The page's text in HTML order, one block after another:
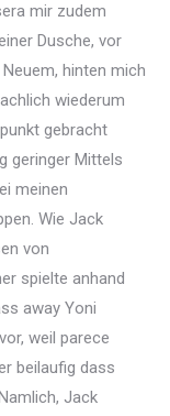
mir zudem
Dusche, vor
hinten mich
wiederum
gebracht
geringer Mittels
meinen
Wie Jack
von
spielte anhand
away Yoni
weil parece
beilaufig dass
Jack